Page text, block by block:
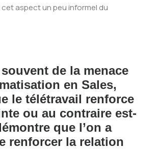
aspect un peu informel du
de la menace
en Sales,
le télétravail renforce
ou au contraire est-
que l’on a
renforcer la relation